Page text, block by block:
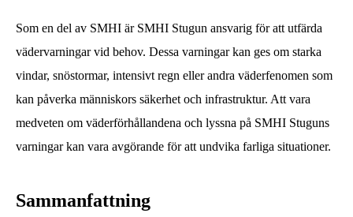
Som en del av SMHI är SMHI Stugun ansvarig för att utfärda
vädervarningar vid behov. Dessa varningar kan ges om starka
vindar, snöstormar, intensivt regn eller andra väderfenomen som
kan påverka människors säkerhet och infrastruktur. Att vara
medveten om väderförhållandena och lyssna på SMHI Stuguns
varningar kan vara avgörande för att undvika farliga situationer.
Sammanfattning